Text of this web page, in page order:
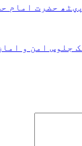
حضرت امام
جلوس امن و